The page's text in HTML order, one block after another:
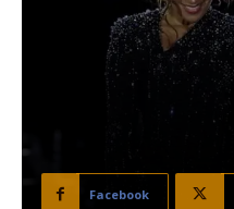
Facebook